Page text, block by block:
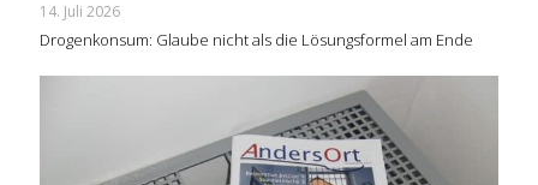
14. Juli 2026
Drogenkonsum: Glaube nicht als die Lösungsformel am Ende